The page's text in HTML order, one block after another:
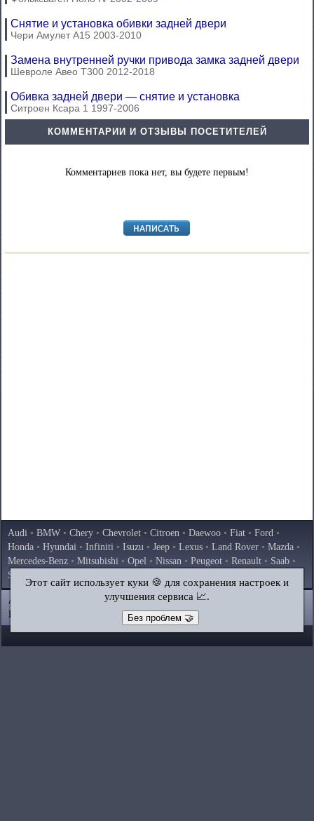
Снятие и установка обивки задней двери
Чери Амулет А15 2003-2010
Замена внутренней ручки привода замка задней двери
Шевроле Авео Т300 2012-2018
Обивка задней двери — снятие и установка
Ситроен Ксара 1 1997-2006
КОММЕНТАРИИ И ОТЗЫВЫ ПОСЕТИТЕЛЕЙ
Комментариев пока нет, вы будете первым!
Audi • BMW • Chery • Chevrolet • Citroen • Daewoo • Fiat • Ford •
Honda • Hyundai • Infiniti • Isuzu • Jeep • Lexus • Land Rover • Mazda •
Mercedes-Benz • Mitsubishi • Opel • Nissan • Peugeot • Renault • Saab •
Skoda
Volkswagen
AutoInstruction.ru © 2020–2026|Полная версия
Карта сайта
Контакты|Поиск по сайту
Этот сайт использует куки 🍪 для сохранения настроек и
улучшения сервиса 📈.
Без проблем 🤝